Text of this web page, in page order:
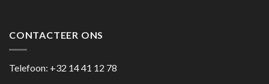
CONTACTEER ONS
Telefoon: +32 14 41 12 78